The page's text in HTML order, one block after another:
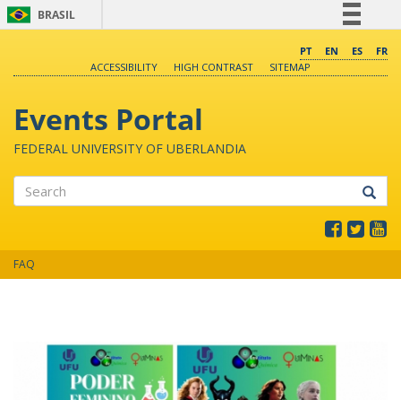
BRASIL
Comunica BR
Canais
PT EN ES
FR
ACCESSIBILITY
HIGH CONTRAST SITEMAP
Events Portal
FEDERAL UNIVERSITY OF UBERLANDIA
FAQ